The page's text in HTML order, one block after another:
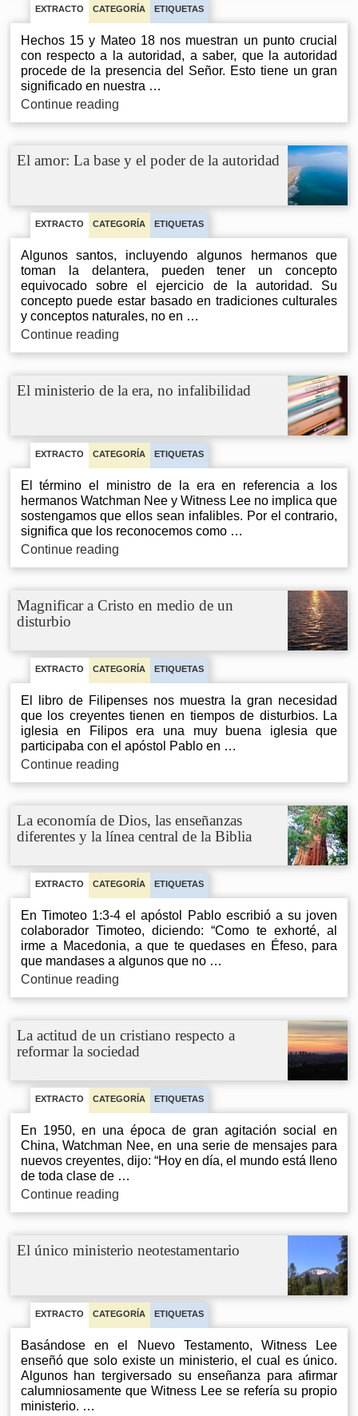
Dios
EXTRACTO CATEGORÍA ETIQUETAS
Hechos 15 y Mateo 18 nos muestran un punto crucial
con respecto a la autoridad, a saber, que la autoridad
procede de la presencia del Señor. Esto tiene un gran
significado en nuestra …
Continue readingLa
fuente
La
Señor
El amor: La base y el poder de la autoridad
EXTRACTO CATEGORÍA ETIQUETAS
Algunos santos, incluyendo algunos hermanos que
toman la delantera, pueden tener un concepto
equivocado sobre el ejercicio de la autoridad. Su
concepto puede estar basado en tradiciones culturales
y conceptos naturales, no en …
Continue readingEl
amor:
y
de
la
autoridad
El ministerio de la era, no infalibilidad
EXTRACTO CATEGORÍA ETIQUETAS
El término el ministro de la era en referencia a los
hermanos Watchman Nee y Witness Lee no implica que
sostengamos que ellos sean infalibles. Por el contrario,
significa que los reconocemos como …
Continue readingEl
ministerio
era,
Magnificar a Cristo en medio de un
disturbio
EXTRACTO CATEGORÍA ETIQUETAS
El libro de Filipenses nos muestra la gran necesidad
que los creyentes tienen en tiempos de disturbios. La
iglesia en Filipos era una muy buena iglesia que
participaba con el apóstol Pablo en …
Continue readingMagnificar
a
medio
de
disturbio
La economía de Dios, las enseñanzas
diferentes y la línea central de la Biblia
EXTRACTO CATEGORÍA ETIQUETAS
En Timoteo 1:3-4 el apóstol Pablo escribió a su joven
colaborador Timoteo, diciendo: “Como te exhorté, al
irme a Macedonia, a que te quedases en Éfeso, para
que mandases a algunos que no …
Continue readingLa
economía
las
enseñanzas
y
la
línea
central
de
la
Biblia
La actitud de un cristiano respecto a
reformar la sociedad
EXTRACTO CATEGORÍA ETIQUETAS
En 1950, en una época de gran agitación social en
China, Watchman Nee, en una serie de mensajes para
nuevos creyentes, dijo: “Hoy en día, el mundo está lleno
de toda clase de …
Continue readingLa
actitud
cristiano
reformar
la
sociedad
El único ministerio neotestamentario
EXTRACTO CATEGORÍA ETIQUETAS
Basándose en el Nuevo Testamento, Witness Lee
enseñó que solo existe un ministerio, el cual es único.
Algunos han tergiversado su enseñanza para afirmar
calumniosamente que Witness Lee se refería su propio
ministerio. …